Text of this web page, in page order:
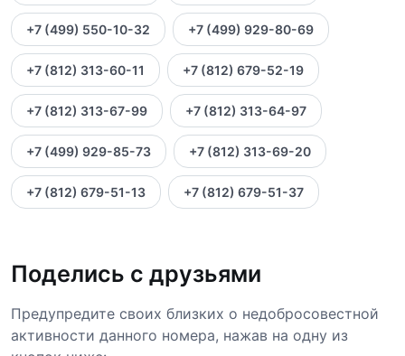
+7 (499) 550-10-32 +7 (499) 929-80-69
+7 (812) 313-60-11 +7 (812) 679-52-19
+7 (812) 313-67-99 +7 (812) 313-64-97
+7 (499) 929-85-73 +7 (812) 313-69-20
+7 (812) 679-51-13 +7 (812) 679-51-37
Поделись с друзьями
Предупредите своих близких о недобросовестной
активности данного номера, нажав на одну из